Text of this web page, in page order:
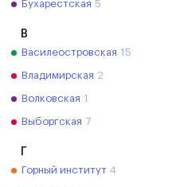
Бухарестская 5
В
Василеостровская 15
Владимирская 2
Волковская 1
Выборгская 7
Горный институт 4